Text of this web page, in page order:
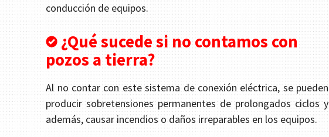
conducción de equipos.
¿Qué sucede si no contamos con
pozos a tierra?
Al no contar con este sistema de conexión eléctrica, se pueden
producir sobretensiones permanentes de prolongados ciclos y
además, causar incendios o daños irreparables en los equipos.